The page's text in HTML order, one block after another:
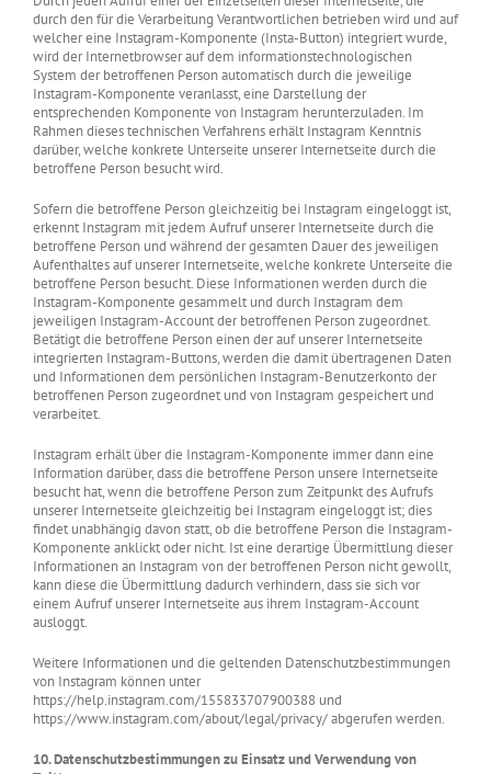
durch den für die Verarbeitung Verantwortlichen betrieben wird und auf
welcher eine Instagram-Komponente (Insta-Button) integriert wurde,
wird der Internetbrowser auf dem informationstechnologischen
System der betroffenen Person automatisch durch die jeweilige
Instagram-Komponente veranlasst, eine Darstellung der
entsprechenden Komponente von Instagram herunterzuladen. Im
Rahmen dieses technischen Verfahrens erhält Instagram Kenntnis
darüber, welche konkrete Unterseite unserer Internetseite durch die
betroffene Person besucht wird.
Sofern die betroffene Person gleichzeitig bei Instagram eingeloggt ist,
erkennt Instagram mit jedem Aufruf unserer Internetseite durch die
betroffene Person und während der gesamten Dauer des jeweiligen
Aufenthaltes auf unserer Internetseite, welche konkrete Unterseite die
betroffene Person besucht. Diese Informationen werden durch die
Instagram-Komponente gesammelt und durch Instagram dem
jeweiligen Instagram-Account der betroffenen Person zugeordnet.
Betätigt die betroffene Person einen der auf unserer Internetseite
integrierten Instagram-Buttons, werden die damit übertragenen Daten
und Informationen dem persönlichen Instagram-Benutzerkonto der
betroffenen Person zugeordnet und von Instagram gespeichert und
verarbeitet.
Instagram erhält über die Instagram-Komponente immer dann eine
Information darüber, dass die betroffene Person unsere Internetseite
besucht hat, wenn die betroffene Person zum Zeitpunkt des Aufrufs
unserer Internetseite gleichzeitig bei Instagram eingeloggt ist; dies
findet unabhängig davon statt, ob die betroffene Person die Instagram-
Komponente anklickt oder nicht. Ist eine derartige Übermittlung dieser
Informationen an Instagram von der betroffenen Person nicht gewollt,
kann diese die Übermittlung dadurch verhindern, dass sie sich vor
einem Aufruf unserer Internetseite aus ihrem Instagram-Account
ausloggt.
Weitere Informationen und die geltenden Datenschutzbestimmungen
von Instagram können unter
https://help.instagram.com/155833707900388 und
https://www.instagram.com/about/legal/privacy/ abgerufen werden.
10. Datenschutzbestimmungen zu Einsatz und Verwendung von